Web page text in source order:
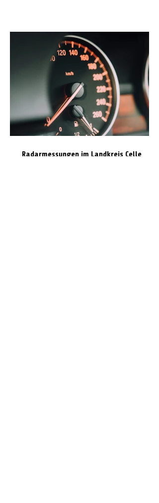
Radarmessungen im Landkreis Celle